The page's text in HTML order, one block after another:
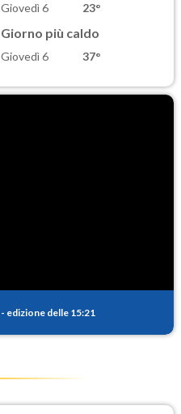
Giovedì 6 23°
Giorno più caldo
Giovedì 6 37°
- edizione delle 15:21